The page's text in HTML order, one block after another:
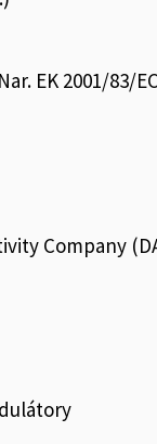
EK 2001/83/
Company